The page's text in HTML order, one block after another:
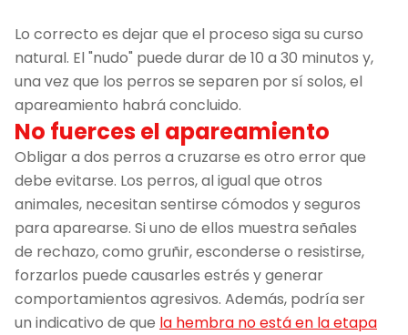
Lo correcto es dejar que el proceso siga su curso
natural. El "nudo" puede durar de 10 a 30 minutos y,
una vez que los perros se separen por sí solos, el
apareamiento habrá concluido.
No fuerces el apareamiento
Obligar a dos perros a cruzarse es otro error que
debe evitarse. Los perros, al igual que otros
animales, necesitan sentirse cómodos y seguros
para aparearse. Si uno de ellos muestra señales
de rechazo, como gruñir, esconderse o resistirse,
forzarlos puede causarles estrés y generar
comportamientos agresivos. Además, podría ser
un indicativo de que la hembra no está en la etapa